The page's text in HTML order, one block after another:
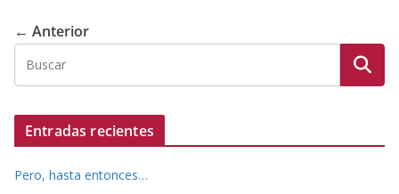
← Anterior
Entradas recientes
Pero, hasta entonces…